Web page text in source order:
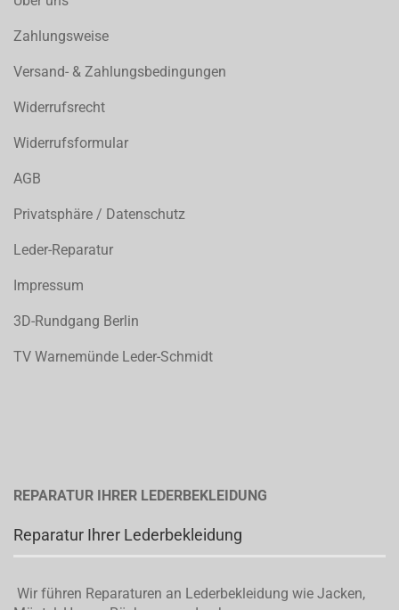
Zahlungsweise
Versand- & Zahlungsbedingungen
Widerrufsrecht
Widerrufsformular
AGB
Privatsphäre / Datenschutz
Leder-Reparatur
Impressum
3D-Rundgang Berlin
TV Warnemünde Leder-Schmidt
REPARATUR IHRER LEDERBEKLEIDUNG
Reparatur Ihrer Lederbekleidung
Wir führen Reparaturen an Lederbekleidung wie Jacken,